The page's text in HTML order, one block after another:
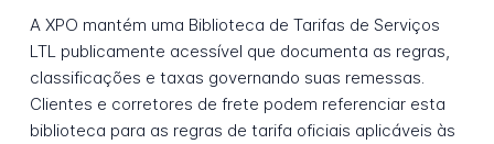
A XPO mantém uma Biblioteca de Tarifas de Serviços
LTL publicamente acessível que documenta as regras,
classificações e taxas governando suas remessas.
Clientes e corretores de frete podem referenciar esta
biblioteca para as regras de tarifa oficiais aplicáveis às